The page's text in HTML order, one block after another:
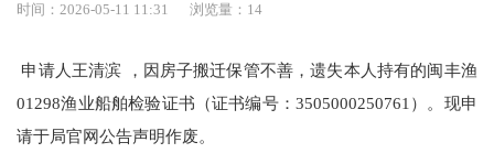
时间：2026-05-11 11:31 浏览量： 14
申请人王清滨 ，因房子搬迁保管不善，遗失本人持有的闽丰渔
01298渔业船舶检验证书（证书编号：3505000250761）。现申
请于局官网公告声明作废。